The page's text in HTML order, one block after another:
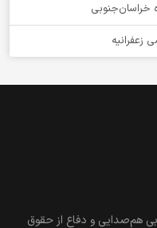
زعفرانیه
هم‌صدایی و دفاع از حقوق